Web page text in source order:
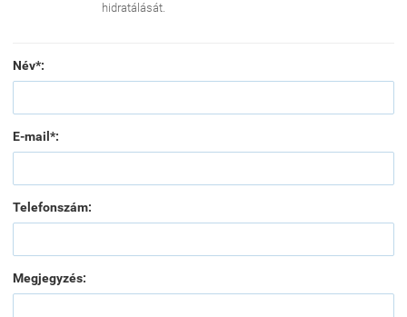
hidratálását.
Név*:
E-mail*:
Telefonszám:
Megjegyzés: